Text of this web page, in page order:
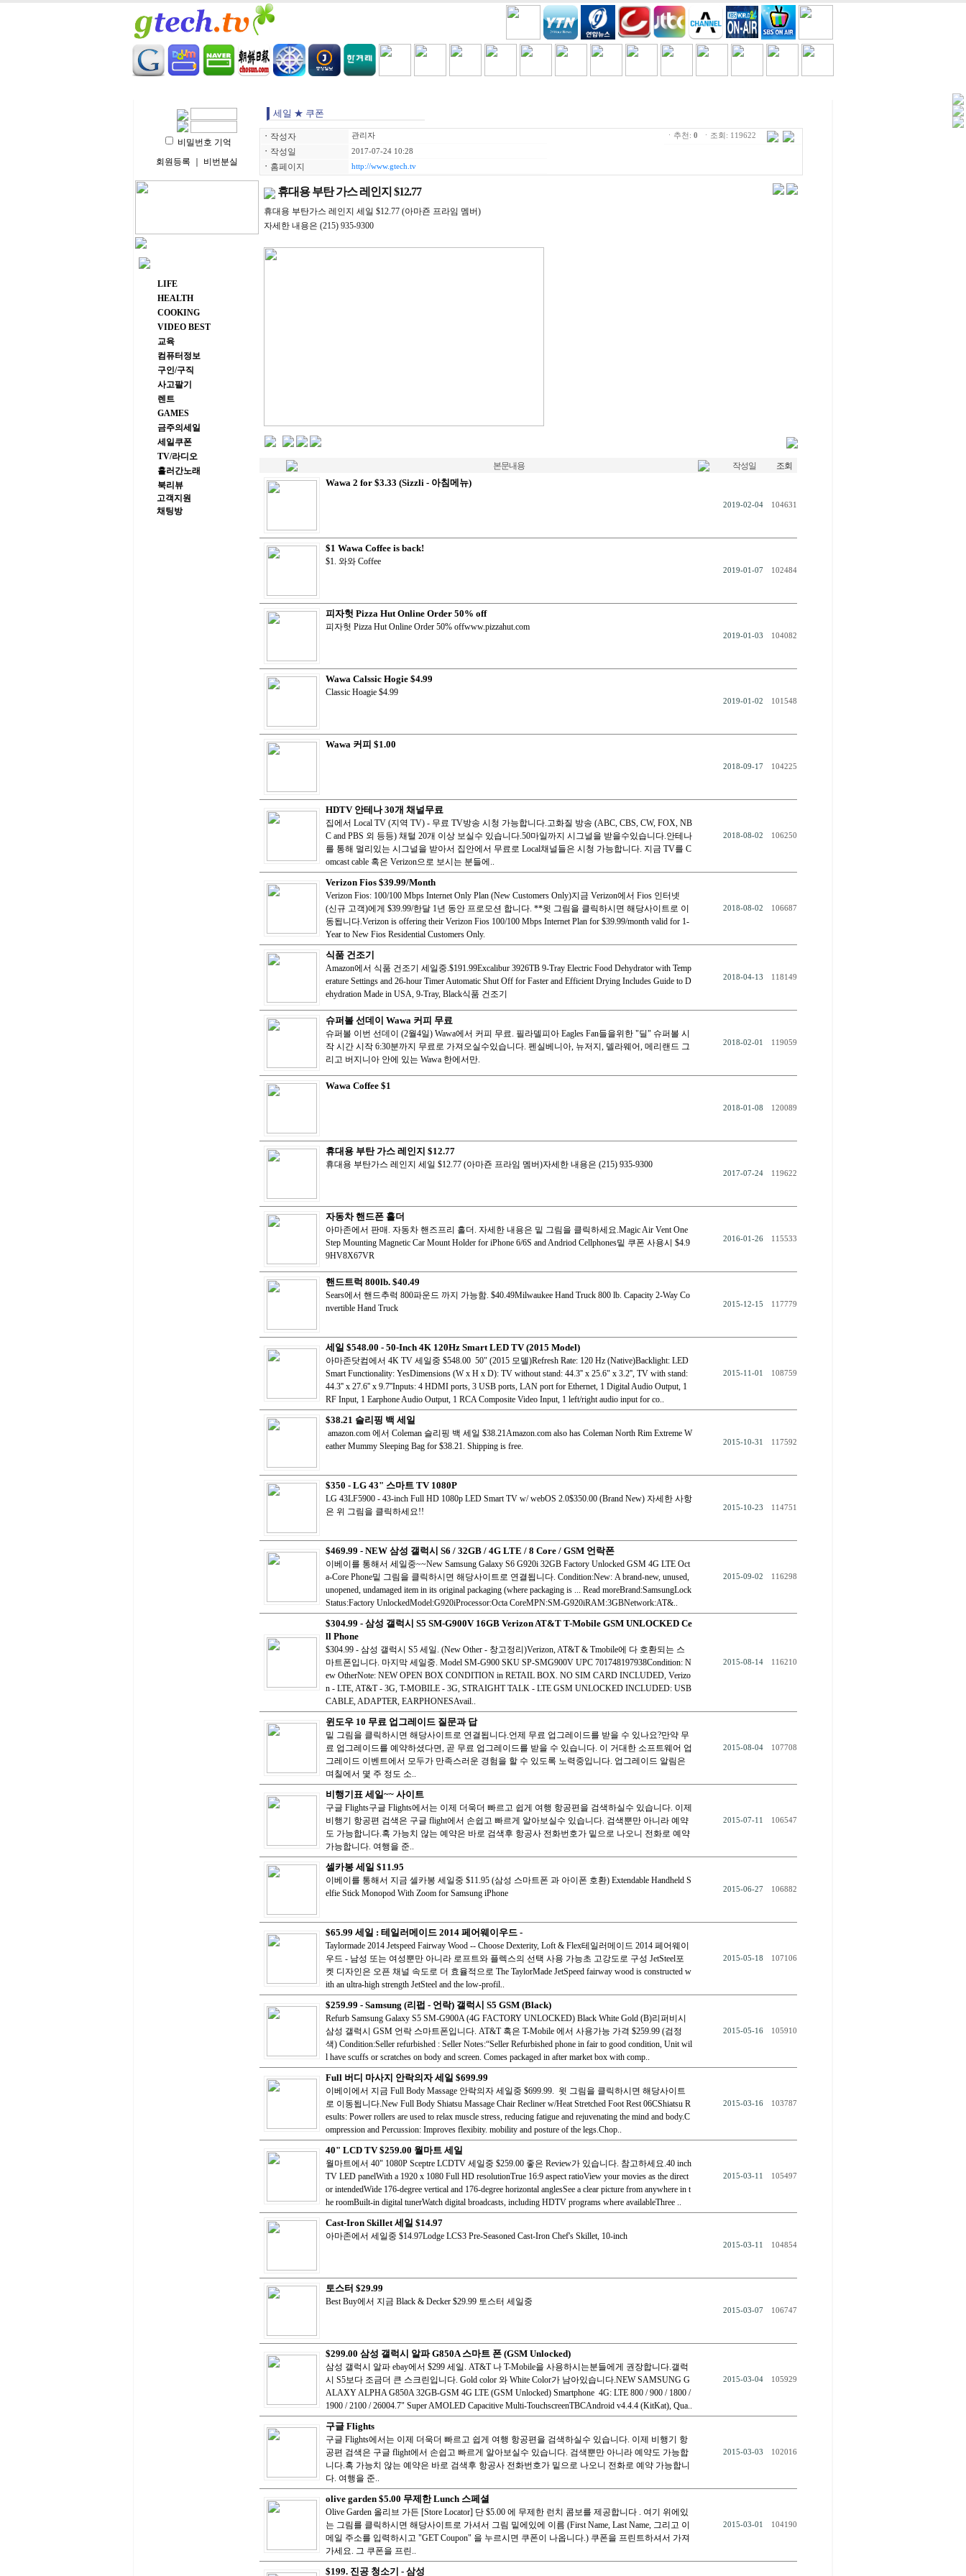
비밀번호 기억
회원등록
비번분실
주요 메뉴
LIFE
HEALTH
COOKING
VIDEO BEST
교육
컴퓨터정보
구인/구직
사고팔기
렌트
GAMES
금주의세일
세일쿠폰
TV/라디오
흘러간노래
북리뷰
고객지원
채팅방
세일 ★ 쿠폰
ㆍ 작성자 관리자
ㆍ 작성일 2017-07-24 10:28
ㆍ 홈페이지 http://www.gtech.tv
ㆍ추천: 0 ㆍ조회: 119622
휴대용 부탄 가스 레인지 $12.77
휴대용 부탄가스 레인지 세일 $12.77 (아마죤 프라임 멤버)
자세한 내용은 (215) 935-9300
본문내용 작성일 조회
Wawa 2 for $3.33 (Sizzli - 아침메뉴)
2019-02-04 104631
$1 Wawa Coffee is back!
$1. 와와 Coffee
2019-01-07 102484
피자헛 Pizza Hut Online Order 50% off
피자헛 Pizza Hut Online Order 50% offwww.pizzahut.com
2019-01-03 104082
Wawa Calssic Hogie $4.99
Classic Hoagie $4.99
2019-01-02 101548
Wawa 커피 $1.00
2018-09-17 104225
HDTV 안테나 30개 채널무료
집에서 Local TV (지역 TV) - 무료 TV방송 시청 가능합니다.고화질 방송 (ABC, CBS, CW, FOX, NB
C and PBS 외 등등) 채털 20개 이상 보실수 있습니다.50마일까지 시그널을 받을수있습니다.안테나
를 통해 멀리있는 시그널을 받아서 집안에서 무료로 Local채널들은 시청 가능합니다. 지금 TV를 C
omcast cable 혹은 Verizon으로 보시는 분들에..
2018-08-02 106250
Verizon Fios $39.99/Month
Verizon Fios: 100/100 Mbps Internet Only Plan (New Customers Only)지금 Verizon에서 Fios 인터넷
(신규 고객)에게 $39.99/한달 1년 동안 프로모션 합니다. **윗 그림을 클릭하시면 해당사이트로 이
동됩니다.Verizon is offering their Verizon Fios 100/100 Mbps Internet Plan for $39.99/month valid for 1-
Year to New Fios Residential Customers Only.
2018-08-02 106687
식품 건조기
Amazon에서 식품 건조기 세일중.$191.99Excalibur 3926TB 9-Tray Electric Food Dehydrator with Temp
erature Settings and 26-hour Timer Automatic Shut Off for Faster and Efficient Drying Includes Guide to D
ehydration Made in USA, 9-Tray, Black식품 건조기
2018-04-13 118149
슈퍼볼 선데이 Wawa 커피 무료
슈퍼볼 이번 선데이 (2월4일) Wawa에서 커피 무료. 필라델피아 Eagles Fan들을위한 "딜" 슈퍼볼 시
작 시간 시작 6:30분까지 무료로 가져오실수있습니다. 펜실베니아, 뉴저지, 델라웨어, 메리랜드 그
리고 버지니아 안에 있는 Wawa 한에서만.
2018-02-01 119059
Wawa Coffee $1
2018-01-08 120089
휴대용 부탄 가스 레인지 $12.77
휴대용 부탄가스 레인지 세일 $12.77 (아마죤 프라임 멤버)자세한 내용은 (215) 935-9300
2017-07-24 119622
자동차 핸드폰 홀더
아마존에서 판매. 자동차 핸즈프리 홀더. 자세한 내용은 밑 그림을 클릭하세요.Magic Air Vent One
Step Mounting Magnetic Car Mount Holder for iPhone 6/6S and Andriod Cellphones밑 쿠폰 사용시 $4.9
9HV8X67VR
2016-01-26 115533
핸드트럭 800lb. $40.49
Sears에서 핸드추럭 800파운드 까지 가능함. $40.49Milwaukee Hand Truck 800 lb. Capacity 2-Way Co
nvertible Hand Truck
2015-12-15 117779
세일 $548.00 - 50-Inch 4K 120Hz Smart LED TV (2015 Model)
아마존닷컴에서 4K TV 세일중 $548.00 50" (2015 모델)Refresh Rate: 120 Hz (Native)Backlight: LED
Smart Functionality: YesDimensions (W x H x D): TV without stand: 44.3'' x 25.6" x 3.2'', TV with stand:
44.3'' x 27.6'' x 9.7''Inputs: 4 HDMI ports, 3 USB ports, LAN port for Ethernet, 1 Digital Audio Output, 1
RF Input, 1 Earphone Audio Output, 1 RCA Composite Video Input, 1 left/right audio input for co..
2015-11-01 108759
$38.21 슬리핑 백 세일
amazon.com 에서 Coleman 슬리핑 백 세일 $38.21Amazon.com also has Coleman North Rim Extreme W
eather Mummy Sleeping Bag for $38.21. Shipping is free.
2015-10-31 117592
$350 - LG 43" 스마트 TV 1080P
LG 43LF5900 - 43-inch Full HD 1080p LED Smart TV w/ webOS 2.0$350.00 (Brand New) 자세한 사항
은 위 그림을 클릭하세요!!
2015-10-23 114751
$469.99 - NEW 삼성 갤럭시 S6 / 32GB / 4G LTE / 8 Core / GSM 언락폰
이베이를 통해서 세일중~~New Samsung Galaxy S6 G920i 32GB Factory Unlocked GSM 4G LTE Oct
a-Core Phone밑 그림을 클릭하시면 해당사이트로 연결됩니다. Condition:New: A brand-new, unused,
unopened, undamaged item in its original packaging (where packaging is ... Read moreBrand:SamsungLock
Status:Factory UnlockedModel:G920iProcessor:Octa CoreMPN:SM-G920iRAM:3GBNetwork:AT&..
2015-09-02 116298
$304.99 - 삼성 갤럭시 S5 SM-G900V 16GB Verizon AT&T T-Mobile GSM UNLOCKED Ce
ll Phone
$304.99 - 삼성 갤럭시 S5 세일. (New Other - 창고정리)Verizon, AT&T & Tmobile에 다 호환되는 스
마트폰입니다. 마지막 세일중. Model SM-G900 SKU SP-SMG900V UPC 701748197938Condition: N
ew OtherNote: NEW OPEN BOX CONDITION in RETAIL BOX. NO SIM CARD INCLUDED, Verizo
n - LTE, AT&T - 3G, T-MOBILE - 3G, STRAIGHT TALK - LTE GSM UNLOCKED INCLUDED: USB
CABLE, ADAPTER, EARPHONESAvail..
2015-08-14 116210
윈도우 10 무료 업그레이드 질문과 답
밑 그림을 클릭하시면 해당사이트로 연결됩니다.언제 무료 업그레이드를 받을 수 있나요?만약 무
료 업그레이드를 예약하셨다면, 곧 무료 업그레이드를 받을 수 있습니다. 이 거대한 소프트웨어 업
그레이드 이벤트에서 모두가 만족스러운 경험을 할 수 있도록 노력중입니다. 업그레이드 알림은
며칠에서 몇 주 정도 소..
2015-08-04 107708
비행기표 세일~~ 사이트
구글 Flights구글 Flights에서는 이제 더욱더 빠르고 쉽게 여행 항공편을 검색하실수 있습니다. 이제
비행기 항공편 검색은 구글 flight에서 손쉽고 빠르게 알아보실수 있습니다. 검색뿐만 아니라 예약
도 가능합니다.혹 가능치 않는 예약은 바로 검색후 항공사 전화번호가 밑으로 나오니 전화로 예약
가능합니다. 여행을 준..
2015-07-11 106547
셀카봉 세일 $11.95
이베이를 통해서 지금 셀카봉 세일중 $11.95 (삼성 스마트폰 과 아이폰 호환) Extendable Handheld S
elfie Stick Monopod With Zoom for Samsung iPhone
2015-06-27 106882
$65.99 세일 : 테일러메이드 2014 페어웨이우드 -
Taylormade 2014 Jetspeed Fairway Wood -- Choose Dexterity, Loft & Flex테일러메이드 2014 페어웨이
우드 - 남성 또는 여성뿐만 아니라 로프트와 플렉스의 선택 사용 가능초 고강도로 구성 JetSteel포
켓 디자인은 오픈 채널 속도로 더 효율적으로 The TaylorMade JetSpeed fairway wood is constructed w
ith an ultra-high strength JetSteel and the low-profil..
2015-05-18 107106
$259.99 - Samsung (리펍 - 언락) 갤럭시 S5 GSM (Black)
Refurb Samsung Galaxy S5 SM-G900A (4G FACTORY UNLOCKED) Black White Gold (B)리퍼비시
삼성 갤럭시 GSM 언락 스마트폰입니다. AT&T 혹은 T-Mobile 에서 사용가능 가격 $259.99 (검정
색) Condition:Seller refurbished : Seller Notes:“Seller Refurbished phone in fair to good condition, Unit wil
l have scuffs or scratches on body and screen. Comes packaged in after market box with comp..
2015-05-16 105910
Full 버디 마사지 안락의자 세일 $699.99
이베이에서 지금 Full Body Massage 안락의자 세일중 $699.99. 윗 그림을 클릭하시면 해당사이트
로 이동됩니다.New Full Body Shiatsu Massage Chair Recliner w/Heat Stretched Foot Rest 06CShiatsu R
esults: Power rollers are used to relax muscle stress, reducing fatigue and rejuvenating the mind and body.C
ompression and Percussion: Improves flexibity. mobility and posture of the legs.Chop..
2015-03-16 103787
40" LCD TV $259.00 월마트 세일
월마트에서 40" 1080P Sceptre LCDTV 세일중 $259.00 좋은 Review가 있습니다. 참고하세요.40 inch
TV LED panelWith a 1920 x 1080 Full HD resolutionTrue 16:9 aspect ratioView your movies as the direct
or intendedWide 176-degree vertical and 176-degree horizontal anglesSee a clear picture from anywhere in t
he roomBuilt-in digital tunerWatch digital broadcasts, including HDTV programs where availableThree ..
2015-03-11 105497
Cast-Iron Skillet 세일 $14.97
아마존에서 세일중 $14.97Lodge LCS3 Pre-Seasoned Cast-Iron Chef's Skillet, 10-inch
2015-03-11 104854
토스터 $29.99
Best Buy에서 지금 Black & Decker $29.99 토스터 세일중
2015-03-07 106747
$299.00 삼성 갤럭시 알파 G850A 스마트 폰 (GSM Unlocked)
삼성 갤럭시 알파 ebay에서 $299 세일. AT&T 나 T-Mobile을 사용하시는분들에게 권장합니다.갤럭
시 S5보다 조금더 큰 스크린입니다. Gold color 와 White Color가 남아있습니다.NEW SAMSUNG G
ALAXY ALPHA G850A 32GB-GSM 4G LTE (GSM Unlocked) Smartphone 4G: LTE 800 / 900 / 1800 /
1900 / 2100 / 26004.7" Super AMOLED Capacitive Multi-TouchscreenTBCAndroid v4.4.4 (KitKat), Qua..
2015-03-04 105929
구글 Flights
구글 Flights에서는 이제 더욱더 빠르고 쉽게 여행 항공편을 검색하실수 있습니다. 이제 비행기 항
공편 검색은 구글 flight에서 손쉽고 빠르게 알아보실수 있습니다. 검색뿐만 아니라 예약도 가능합
니다.혹 가능치 않는 예약은 바로 검색후 항공사 전화번호가 밑으로 나오니 전화로 예약 가능합니
다. 여행을 준..
2015-03-03 102016
olive garden $5.00 무제한 Lunch 스페셜
Olive Garden 올리브 가든 [Store Locator] 단 $5.00 에 무제한 런치 콤보를 제공합니다 . 여기 위에있
는 그림를 클릭하시면 해당사이트로 가셔서 그림 밑에있에 이름 (First Name, Last Name, 그리고 이
메일 주소를 입력하시고 "GET Coupon" 을 누르시면 쿠폰이 나옵니다.) 쿠폰을 프린트하셔서 가져
가세요. 그 쿠폰을 프린..
2015-03-01 104190
$199. 진공 청소기 - 삼성